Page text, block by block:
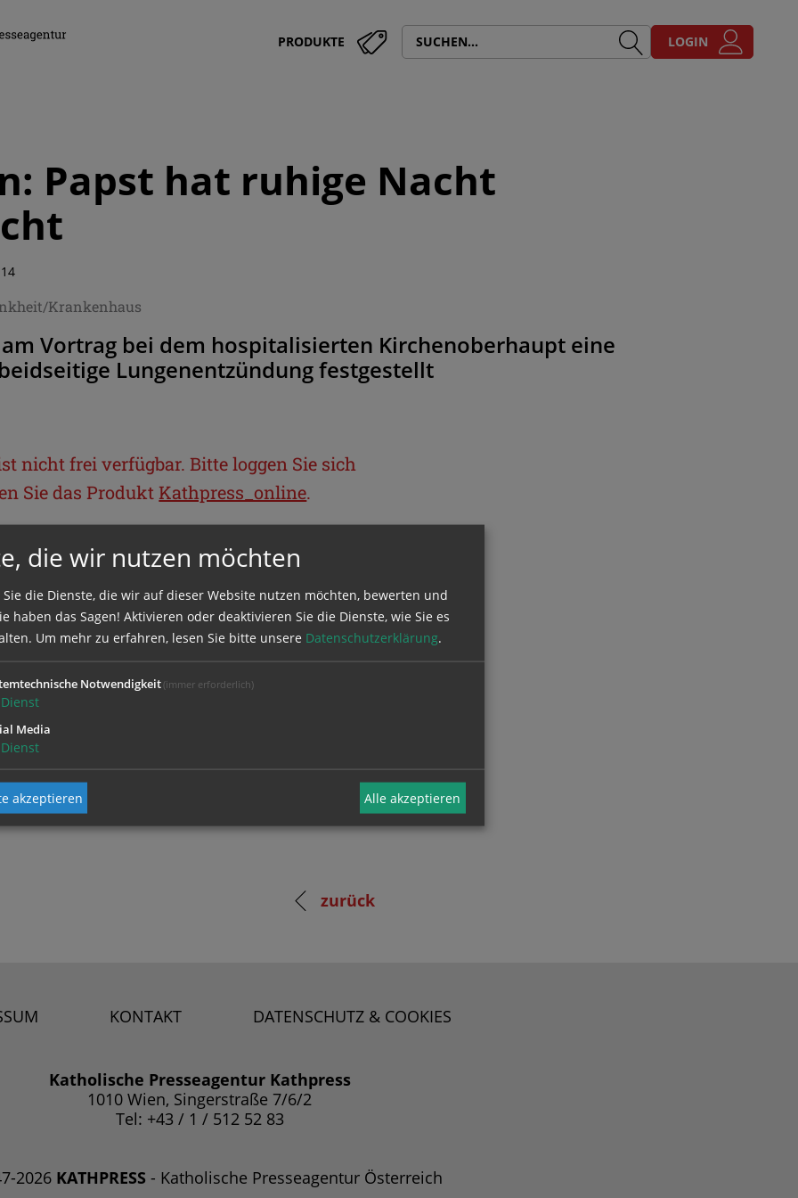
PRODUKTE LOGIN
Papst hat ruhige Nacht
Krankenhaus
Vortrag bei dem hospitalisierten Kirchenoberhaupt eine
Lungenentzündung festgestellt
nicht frei verfügbar. Bitte loggen Sie sich
Sie das Produkt Kathpress_online.
sich mit Ihrem Benutzernamen und
zurück
KONTAKT DATENSCHUTZ & COOKIES
Katholische Presseagentur Kathpress
1010 Wien, Singerstraße 7/6/2
Tel: +43 / 1 / 512 52 83
2026 KATHPRESS - Katholische Presseagentur Österreich
die wir nutzen möchten
Sie die Dienste, die wir auf dieser Website nutzen möchten, bewerten und
haben das Sagen! Aktivieren oder deaktivieren Sie die Dienste, wie Sie es
Um mehr zu erfahren, lesen Sie bitte unsere Datenschutzerklärung.
Notwendigkeit (immer erforderlich)
Dienst
Media
Dienst
akzeptieren Alle akzeptieren